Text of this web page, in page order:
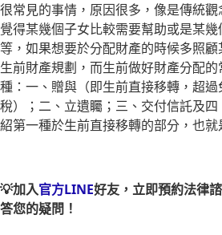
很常見的事情，原因很多，像是傳統觀
覺得某幾個子女比較需要幫助或是某
等，如果想要於分配財產的時候多照
生前財產規劃，而生前做好財產分配
種：一、贈與（即生前直接移轉，超
稅）；二、立遺矚；三、交付信託及
紹第一種於生前直接移轉的部分，也就
💡加入官方LINE好友，立即預約法律
答您的疑問！